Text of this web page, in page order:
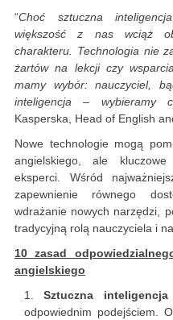
“Choć sztuczna
większość z nas wciąż
charakteru. Technologia nie
żartów na lekcji czy
mamy wybór: nauczyciel,
inteligencja – wybieramy
Kasperska, Head of English
Nowe technologie mogą
angielskiego, ale
eksperci. Wśród
zapewnienie równego
wdrażanie nowych narzędzi,
tradycyjną rolą nauczyciela i
10 zasad
angielskiego
Sztuczna
odpowiednim podejściem.